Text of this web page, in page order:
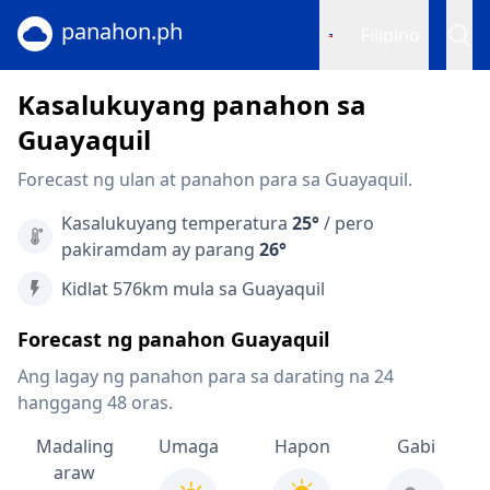
panahon.ph
Kasalukuyang panahon sa
Guayaquil
Forecast ng ulan at panahon para sa Guayaquil.
Kasalukuyang temperatura 25°/ pero
pakiramdam ay parang 26°
Kidlat 576km mula sa Guayaquil
Forecast ng panahon Guayaquil
Ang lagay ng panahon para sa darating na 24
hanggang 48 oras.
Madaling
araw
Umaga Hapon Gabi